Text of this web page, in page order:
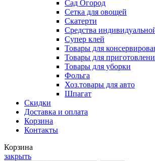
Сад Огород
Сетка для овощей
Скатерти
Средства
Супер клей
Товары для
Товары для
Товары для уборки
Фольга
Хоз.товары для авто
Шпагат
Скидки
Доставка и оплата
Корзина
Контакты
Корзина
закрыть